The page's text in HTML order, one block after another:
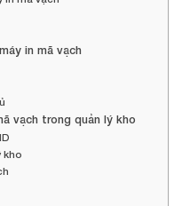
in mã vạch
vạch trong quản lý kho
kho